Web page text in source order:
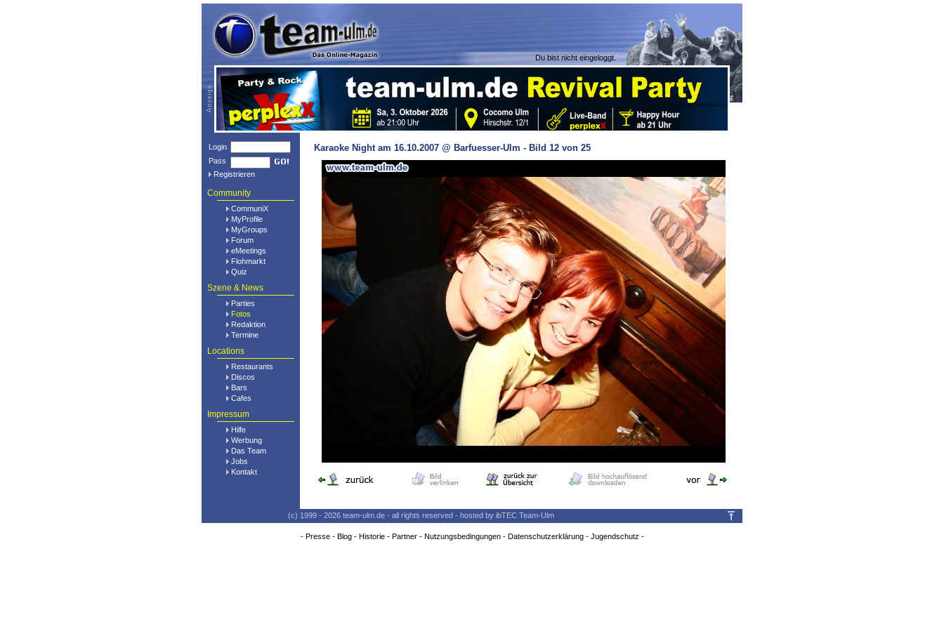
Du bist nicht eingeloggt.
Login
Pass
Registrieren
Community
CommuniX
MyProfile
MyGroups
Forum
eMeetings
Flohmarkt
Quiz
Szene & News
Parties
Fotos
Redaktion
Termine
Locations
Restaurants
Discos
Bars
Cafes
Impressum
Hilfe
Werbung
Das Team
Jobs
Kontakt
Karaoke Night am 16.10.2007 @ Barfuesser-Ulm - Bild 12 von 25
(c) 1999 - 2026 team-ulm.de - all rights reserved - hosted by ibTEC Team-Ulm
- Presse- Blog- Historie- Partner- Nutzungsbedingungen- Datenschutzerklärung- Jugendschutz -